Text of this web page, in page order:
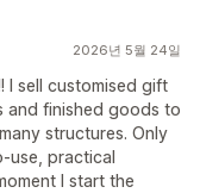
2026년 5월 24일
I sell customised gift
and finished goods to
structures. Only
use, practical
I start the